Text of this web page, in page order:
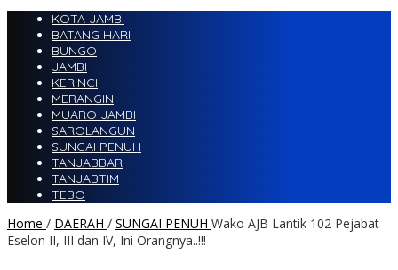
KOTA JAMBI
BATANG HARI
BUNGO
JAMBI
KERINCI
MERANGIN
MUARO JAMBI
SAROLANGUN
SUNGAI PENUH
TANJABBAR
TANJABTIM
TEBO
Home / DAERAH / SUNGAI PENUH Wako AJB Lantik 102 Pejabat
Eselon II, III dan IV, Ini Orangnya..!!!